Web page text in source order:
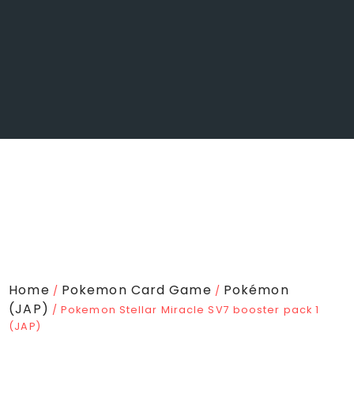
Home / Pokemon Card Game / Pokémon
(JAP) / Pokemon Stellar Miracle SV7 booster pack 1
(JAP)